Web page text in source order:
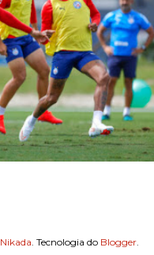
Nikada. Tecnologia do Blogger.